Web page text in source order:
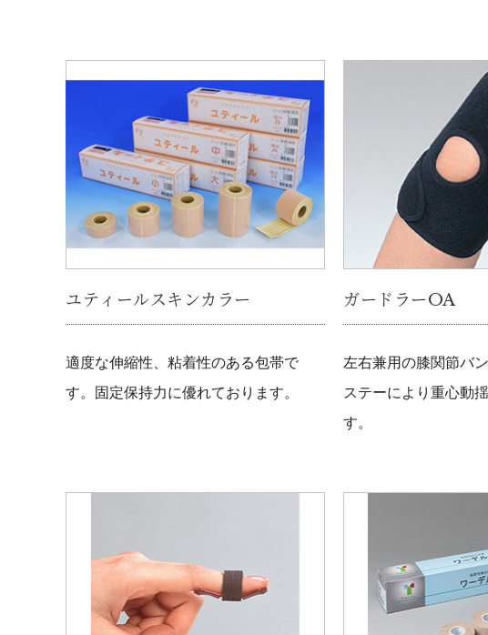
ユティールスキンカラー
適度な伸縮性、粘着性のある包帯で
す。固定保持力に優れております。
ガードラーOA
左右兼用の膝関節バ
ステーにより重心動
す。